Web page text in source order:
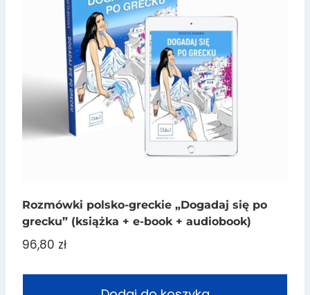
Rozmówki polsko-greckie „Dogadaj się po
grecku” (książka + e-book + audiobook)
96,80 zł